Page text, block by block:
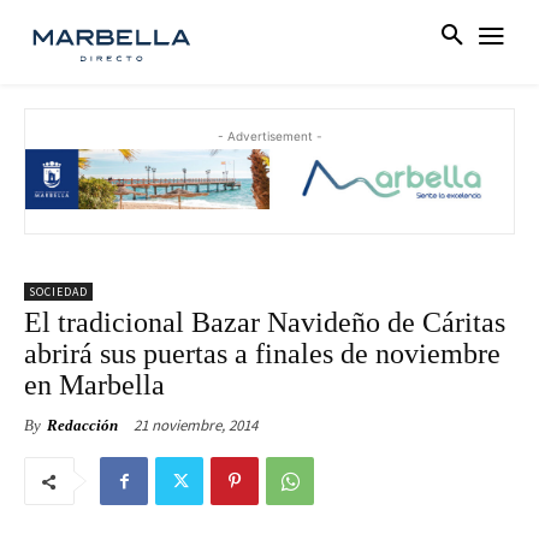
- Advertisement -
SOCIEDAD
El tradicional Bazar Navideño de Cáritas
abrirá sus puertas a finales de noviembre
en Marbella
By Redacción 21 noviembre, 2014